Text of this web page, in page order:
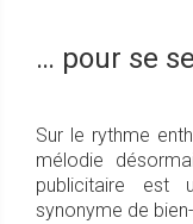
… pour se
Sur le rythme
mélodie
publicitaire est
synonyme de